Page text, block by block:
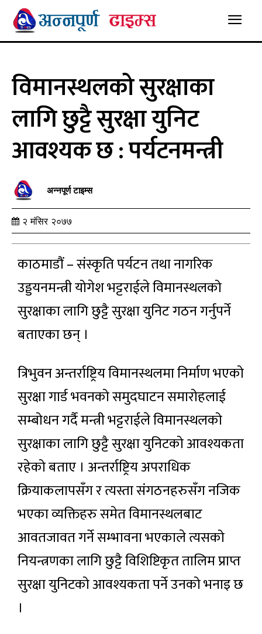
विमानस्थलको सुरक्षाका
लागि छुट्टै सुरक्षा युनिट
आवश्यक छ : पर्यटनमन्त्री
अन्नपूर्ण टाइम्स
२ मंसिर २०७७
काठमाडौं – संस्कृति पर्यटन तथा नागरिक
उड्डयनमन्त्री योगेश भट्टराईले विमानस्थलको
सुरक्षाका लागि छुट्टै सुरक्षा युनिट गठन गर्नुपर्ने
बताएका छन् ।
त्रिभुवन अन्तर्राष्ट्रिय विमानस्थलमा निर्माण भएको
सुरक्षा गार्ड भवनको समुदघाटन समारोहलाई
सम्बोधन गर्दै मन्त्री भट्टराईले विमानस्थलको
सुरक्षाका लागि छुट्टै सुरक्षा युनिटको आवश्यकता
रहेको बताए । अन्तर्राष्ट्रिय अपराधिक
क्रियाकलापसँग र त्यस्ता संगठनहरुसँग नजिक
भएका व्यक्तिहरु समेत विमानस्थलबाट
आवतजावत गर्ने सम्भावना भएकाले त्यसको
नियन्त्रणका लागि छुट्टै विशिष्टिकृत तालिम प्राप्त
सुरक्षा युनिटको आवश्यकता पर्ने उनको भनाइ छ
।